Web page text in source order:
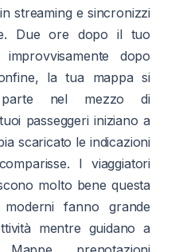
streaming e sincronizzi
Due ore dopo il tuo
dopo
la tua mappa si
nel mezzo di
passeggeri iniziano a
scaricato le indicazioni
I viaggiatori
molto bene questa
fanno grande
mentre guidano a